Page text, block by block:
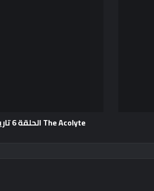
The Acolyte الحلقة 6 تاريخ الإصدار والوقت والمشاهدة عبر الإنترنت